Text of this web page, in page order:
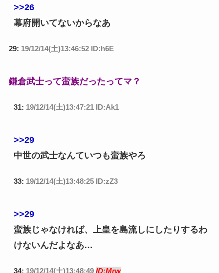
>>26
幕府開いてないからなあ
29: 19/12/14(土)13:46:52 ID:h6E
鎌倉武士って蛮族だったってマ？
31: 19/12/14(土)13:47:21 ID:Ak1
>>29
中世の武士なんていつも蛮族やろ
33: 19/12/14(土)13:48:25 ID:zZ3
>>29
蛮族じゃなければ、上皇を島流しにしたりするわ
けないんだよなあ…
34: 19/12/14(土)13:48:49 ID:Mrw